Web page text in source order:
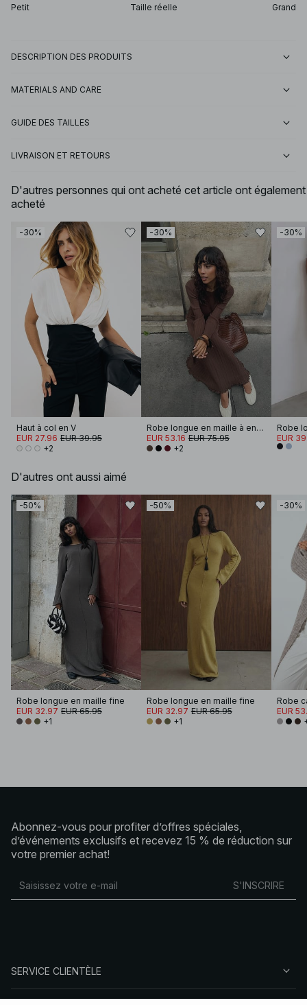
Petit Taille réelle Grand
DESCRIPTION DES PRODUITS
MATERIALS AND CARE
GUIDE DES TAILLES
LIVRAISON ET RETOURS
D'autres personnes qui ont acheté cet article ont également
acheté
-30%
Haut à col en V
EUR 27.96 EUR 39.95
+2
-30%
Robe longue en maille à encolure ronde et volants
EUR 53.16 EUR 75.95
+2
-30%
Robe
EUR
D'autres ont aussi aimé
-50%
Robe longue en maille fine
EUR 32.97 EUR 65.95
+1
-50%
Robe longue en maille fine
EUR 32.97 EUR 65.95
+1
-30%
EUR
Abonnez-vous pour profiter d’offres spéciales,
d’événements exclusifs et recevez 15 % de réduction sur
votre premier achat!
S'INSCRIRE
SERVICE CLIENTÈLE